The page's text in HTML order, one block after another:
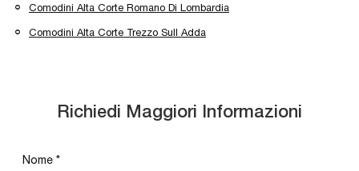
Comodini Alta Corte Romano Di Lombardia
Comodini Alta Corte Trezzo Sull Adda
Richiedi Maggiori Informazioni